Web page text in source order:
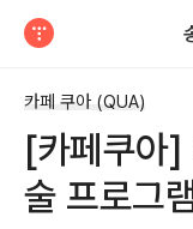
카페 쿠아 (QUA)
[카페쿠아
술 프로그